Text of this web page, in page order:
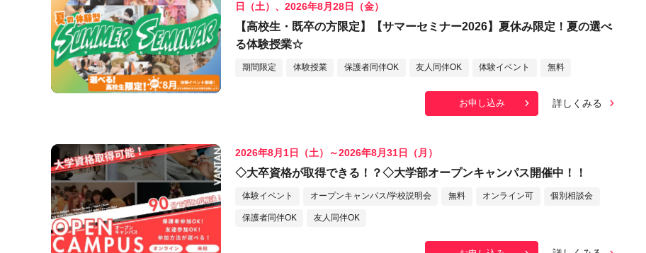
日（土）、2026年8月28日（金）
【高校生・既卒の方限定】【サマーセミナー2026】夏休み限定！夏の選べ
る体験授業☆
期間限定 体験授業 保護者同伴OK 友人同伴OK 体験イベント 無料
お申し込み 詳しくみる
2026年8月1日（土）～2026年8月31日（月）
◇大卒資格が取得できる！？◇大学部オープンキャンパス開催中！！
体験イベント オープンキャンパス/学校説明会 無料 オンライン可 個別相談会
保護者同伴OK 友人同伴OK